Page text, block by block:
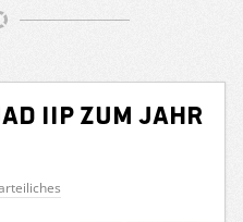
IIP zum Jahr